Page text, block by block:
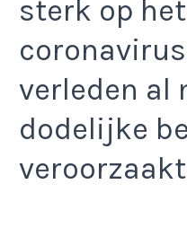
sterk op het
verleden al
dodelijke